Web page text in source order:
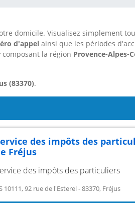
domicile. Visualisez simplement
d'appel ainsi que les périodes
composant la région Provence-Alpes-
(83370).
des impôts des
Fréjus
des impôts des particuliers
10111, 92 rue de l'Esterel - 83370, Fréjus